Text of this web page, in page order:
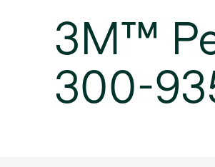
3M™
300-